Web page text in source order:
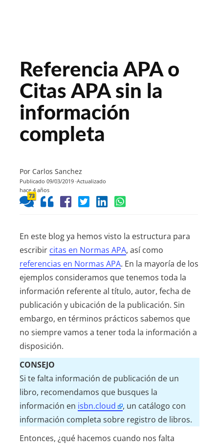
Referencia APA o
Citas APA sin la
información
completa
Por Carlos Sanchez
Publicado 09/03/2019 Actualizado
hace 4 años
73
En este blog ya hemos visto la estructura para
escribir citas en Normas APA, así como
referencias en Normas APA. En la mayoría de los
ejemplos consideramos que tenemos toda la
información referente al título, autor, fecha de
publicación y ubicación de la publicación. Sin
embargo, en términos prácticos sabemos que
no siempre vamos a tener toda la información a
disposición.
CONSEJO
Si te falta información de publicación de un
libro, recomendamos que busques la
información en isbn.cloud
, un catálogo con
información completa sobre registro de libros.
Entonces, ¿qué hacemos cuando nos falta